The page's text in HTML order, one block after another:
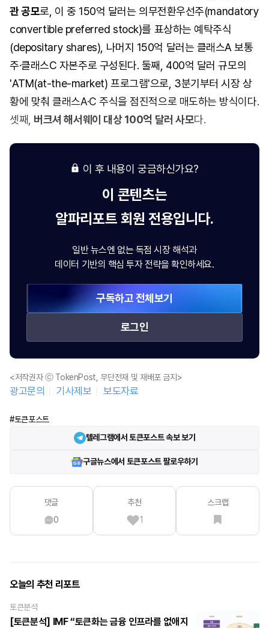
관 공모로, 이 중 150억 달러는 의무전환우선주(mandatory
convertible preferred stock)를 표상하는 예탁주식
(depositary shares), 나머지 150억 달러는 클래스A 보통
주·클래스C 자본주로 구성된다. 둘째, 400억 달러 규모의
'ATM(at-the-market) 프로그램'으로, 3분기부터 시장 상
황에 맞춰 클래스A·C 주식을 점진적으로 매도하는 방식이다.
셋째, 버크셔 해서웨이 대상 100억 달러 사모다.
이 후 내용이 궁금하신가요?
이 콘텐츠는
알파리포트 회원 전용입니다.
일반 뉴스엔 없는 독점 시장 해석과
데이터 기반의 핵심 투자 전략을 확인하세요.
구독하고 전체보기
로그인
<저작권자 ⓒ TokenPost, 무단전재 및 재배포 금지>
광고문의 기사제보 보도자료
#토큰포스트
텔레그램에서 토큰포스트 속보 보기
구글뉴스에서 토큰포스트 팔로우하기
댓글
0
추천
1
스크랩
오늘의 추천 리포트
토큰분석
[토큰분석] IMF “토큰화는 금융 인프라를 없애지